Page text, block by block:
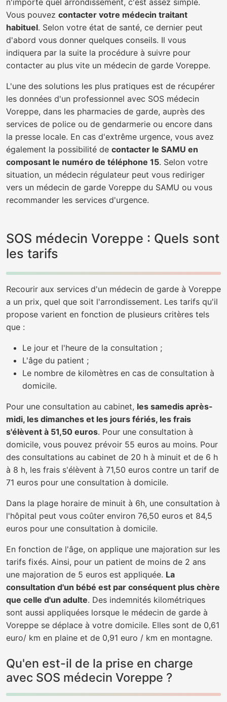
n'importe quel arrondissement, c'est assez simple.
Vous pouvez contacter votre médecin traitant
habituel. Selon votre état de santé, ce dernier peut
d'abord vous donner quelques conseils. Il vous
indiquera par la suite la procédure à suivre pour
contacter au plus vite un médecin de garde Voreppe.
L'une des solutions les plus pratiques est de récupérer
les données d'un professionnel avec SOS médecin
Voreppe, dans les pharmacies de garde, auprès des
services de police ou de gendarmerie ou encore dans
la presse locale. En cas d'extrême urgence, vous avez
également la possibilité de contacter le SAMU en
composant le numéro de téléphone 15. Selon votre
situation, un médecin régulateur peut vous rediriger
vers un médecin de garde Voreppe du SAMU ou vous
recommander les services d'urgence.
SOS médecin Voreppe : Quels sont
les tarifs
Recourir aux services d'un médecin de garde à Voreppe
a un prix, quel que soit l'arrondissement. Les tarifs qu'il
propose varient en fonction de plusieurs critères tels
que :
Le jour et l'heure de la consultation ;
L'âge du patient ;
Le nombre de kilomètres en cas de consultation à
domicile.
Pour une consultation au cabinet, les samedis après-
midi, les dimanches et les jours fériés, les frais
s'élèvent à 51,50 euros. Pour une consultation à
domicile, vous pouvez prévoir 55 euros au moins. Pour
des consultations au cabinet de 20 h à minuit et de 6 h
à 8 h, les frais s'élèvent à 71,50 euros contre un tarif de
71 euros pour une consultation à domicile.
Dans la plage horaire de minuit à 6h, une consultation à
l'hôpital peut vous coûter environ 76,50 euros et 84,5
euros pour une consultation à domicile.
En fonction de l'âge, on applique une majoration sur les
tarifs fixés. Ainsi, pour un patient de moins de 2 ans
une majoration de 5 euros est appliquée. La
consultation d'un bébé est par conséquent plus chère
que celle d'un adulte. Des indemnités kilométriques
sont aussi appliquées lorsque le médecin de garde à
Voreppe se déplace à votre domicile. Elles sont de 0,61
euro/ km en plaine et de 0,91 euro / km en montagne.
Qu'en est-il de la prise en charge
avec SOS médecin Voreppe ?